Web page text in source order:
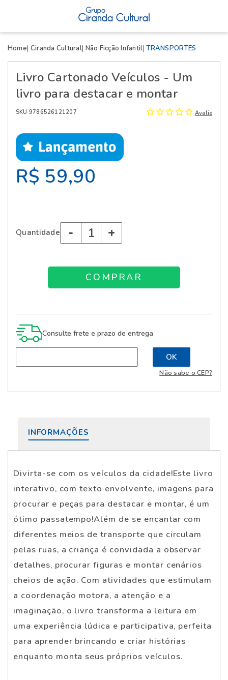
Home Ciranda Cultural Não Ficção Infantil TRANSPORTES
Livro Cartonado Veículos - Um
livro para destacar e montar
SKU 9786526121207 Avalie
R$ 59,90
Quantidade - +
Consulte frete e prazo de entrega
Não sabe o CEP?
INFORMAÇÕES
Divirta-se com os veículos da cidade!Este livro
interativo, com texto envolvente, imagens para
procurar e peças para destacar e montar, é um
ótimo passatempo!Além de se encantar com
diferentes meios de transporte que circulam
pelas ruas, a criança é convidada a observar
detalhes, procurar figuras e montar cenários
cheios de ação. Com atividades que estimulam
a coordenação motora, a atenção e a
imaginação, o livro transforma a leitura em
uma experiência lúdica e participativa, perfeita
para aprender brincando e criar histórias
enquanto monta seus próprios veículos.